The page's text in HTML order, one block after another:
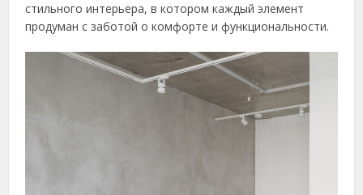
стильного интерьера, в котором каждый элемент
продуман с заботой о комфорте и функциональности.